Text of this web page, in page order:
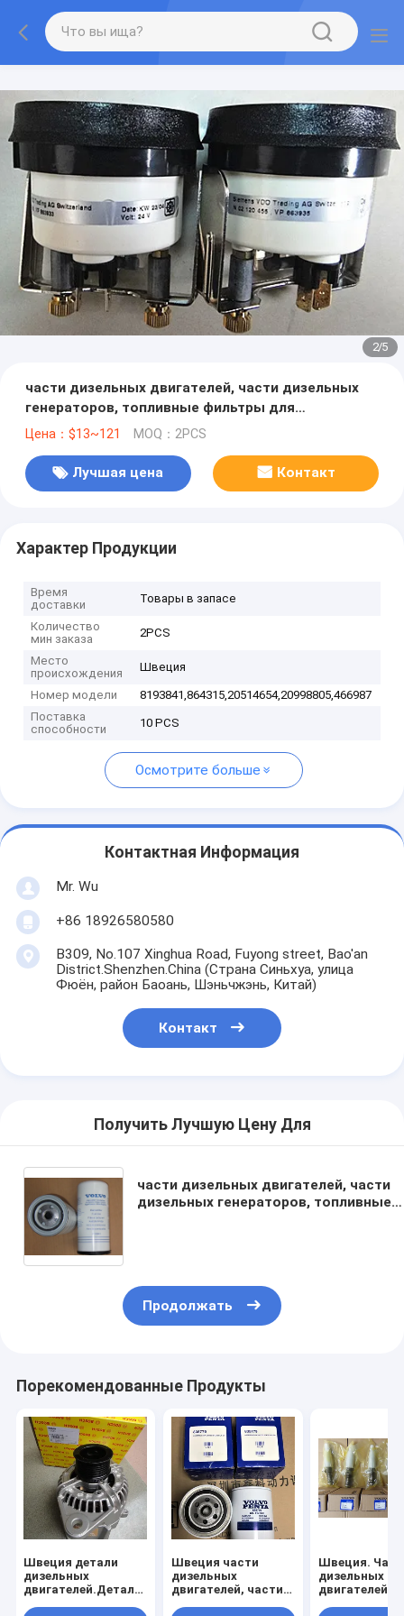
2/5
части дизельных двигателей, части дизельных
генераторов, топливные фильтры для
двигателей
Цена：$13~121 MOQ：2PCS
Лучшая цена Контакт
Характер Продукции
Время
доставки
Товары в запасе
Количество
мин заказа
2PCS
Место
происхождения
Швеция
Номер модели
8193841,864315,20514654,20998805,466987
Поставка
способности
10 PCS
Осмотрите больше
Контактная Информация
Mr. Wu
+86 18926580580
B309, No.107 Xinghua Road, Fuyong street, Bao'an
District.Shenzhen.China (Страна Синьхуа, улица
Фюён, район Баоань, Шэньчжэнь, Китай)
Контакт
Получить Лучшую Цену Для
части дизельных двигателей, части
дизельных генераторов, топливные
Продолжать
Порекомендованные Продукты
Швеция детали
дизельных
двигателей.Детали
Швеция части
дизельных
двигателей, части
Швеция.
дизельных
двигателей.